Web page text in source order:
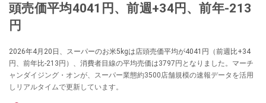
頭売価平均4041円、前週+34円、前年-213
円
2026年4月20日、スーパーのお米5kgは店頭売価平均が4041円（前週比+34
円、前年比-213円）、消費者目線の平均売価は3797円となりました。マーチ
ャンダイジング・オンが、スーパー業態約3500店舗規模の速報データを活用
しリアルタイムで更新しています。